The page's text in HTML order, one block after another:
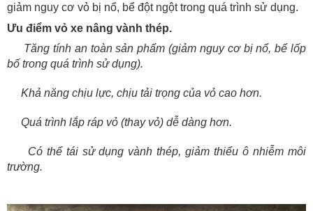
giảm nguy cơ vỏ bị nổ, bể đột ngột trong quá trình sử dụng.
Ưu điểm vỏ xe nâng vành thép.
Tăng tính an toàn sản phẩm (giảm nguy cơ bị nổ, bể lốp
bố trong quá trình sử dụng).
Khả năng chịu lực, chịu tải trọng của vỏ cao hơn.
Quá trình lắp ráp vỏ (thay vỏ) dễ dàng hơn.
Có thể tái sử dụng vành thép, giảm thiểu ô nhiễm môi
trường.